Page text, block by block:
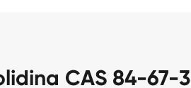
CAS 84-67-3